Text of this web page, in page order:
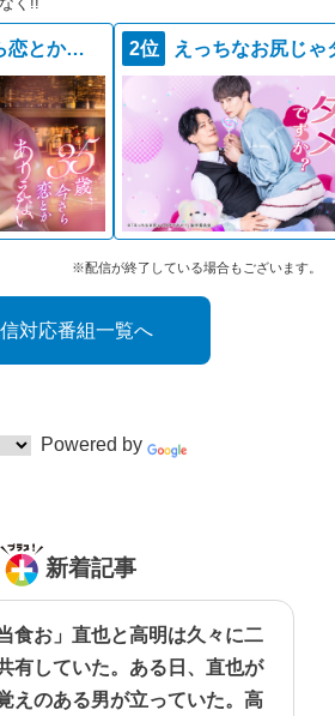
３５歳、今さら恋とかありえない 2位
※配信が終了している場合もございます。
対応番組一覧へ
Powered by
新着記事
食お」直也と高明は久々に二
有していた。ある日、直也が
えのある男が立っていた。高